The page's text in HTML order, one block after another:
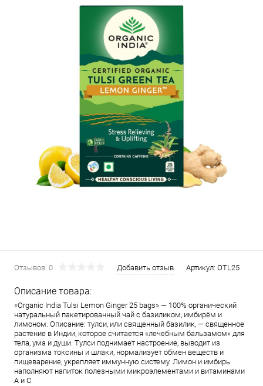
Отзывов: 0 Добавить отзыв Артикул: OTL25
Описание товара:
«Organic India Tulsi Lemon Ginger 25 bags» — 100% органический
натуральный пакетированный чай с базиликом, имбирём и
лимоном. Описание: тулси, или священный базилик, — священное
растение в Индии, которое считается «лечебным бальзамом» для
тела, ума и души. Тулси поднимает настроение, выводит из
организма токсины и шлаки, нормализует обмен веществ и
пищеварение, укрепляет иммунную систему. Лимон и имбирь
наполняют напиток полезными микроэлементами и витаминами
А и С.